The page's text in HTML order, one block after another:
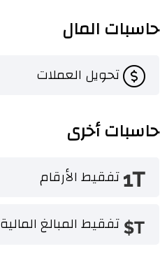
حاسبات المال
تحويل العملات
حاسبات أخرى
تفقيط الأرقام
تفقيط المبالغ المالية